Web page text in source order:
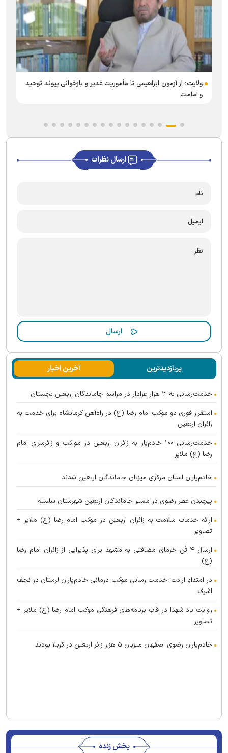
ولایت؛ از آزمون ابراهیمی تا مأموریت غدیر و بازخوانی پیوند توحید
و امامت
ارسال نظرات
پربازدیدترین آخرین اخبار
خدمت‌رسانی به ۳ هزار عزادار در مراسم جاماندگان اربعین بجستان
استقرار فوری دو موکب امام رضا (ع) در راه‌آهن کرمانشاه برای خدمت به
زائران اربعین
خدمت‌رسانی ۱۰۰ خادم‌یار به زائران اربعین در مواکب و زائرسرای امام
رضا (ع) ملایر
خادم‌یاران استان مرکزی میزبان جاماندگان اربعین شدند
پیچیدن عطر رضوی در مسیر جاماندگان اربعین شهرستان سلسله
ارائه خدمات سلامت به زائران اربعین در موکب امام رضا (ع) ملایر +
تصاویر
ارسال ۴ تُن خرمای مضافتی به مشهد برای پذیرایی از زائران امام رضا
(ع)
در امتدادِ ارادت؛ خدمت رسانی موکب درمانی خادم‌یاران لرستان در نجفِ
اشرف
روایت یاد شهدا در قاب برنامه‌های فرهنگی موکب امام رضا (ع) ملایر +
تصاویر
خادم‌یاران رضوی اصفهان میزبان ۵ هزار زائر اربعین در کربلا بودند
پخش زنده